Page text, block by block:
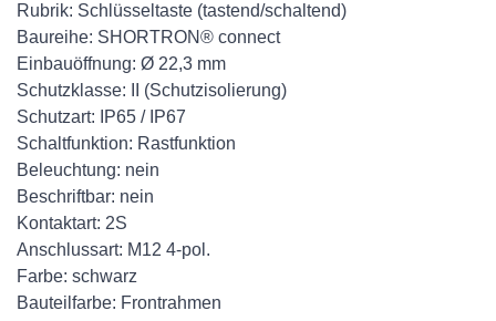
Rubrik: Schlüsseltaste (tastend/schaltend)
Baureihe: SHORTRON® connect
Einbauöffnung: Ø 22,3 mm
Schutzklasse: II (Schutzisolierung)
Schutzart: IP65 / IP67
Schaltfunktion: Rastfunktion
Beleuchtung: nein
Beschriftbar: nein
Kontaktart: 2S
Anschlussart: M12 4-pol.
Farbe: schwarz
Bauteilfarbe: Frontrahmen